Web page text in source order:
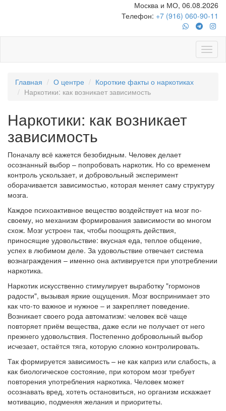
Москва и МО, 06.08.2026
Телефон: +7 (916) 060-90-11
Главная О центре
Короткие факты о наркотиках
Наркотики: как возникает зависимость
Наркотики: как возникает
зависимость
Поначалу всё кажется безобидным. Человек делает
осознанный выбор – попробовать наркотик. Но со временем
контроль ускользает, и добровольный эксперимент
оборачивается зависимостью, которая меняет саму структуру
мозга.
Каждое психоактивное вещество воздействует на мозг по-
своему, но механизм формирования зависимости во многом
схож. Мозг устроен так, чтобы поощрять действия,
приносящие удовольствие: вкусная еда, теплое общение,
успех в любимом деле. За удовольствие отвечает система
вознаграждения – именно она активируется при употреблении
наркотика.
Наркотик искусственно стимулирует выработку "гормонов
радости", вызывая яркие ощущения. Мозг воспринимает это
как что-то важное и нужное – и закрепляет поведение.
Возникает своего рода автоматизм: человек всё чаще
повторяет приём вещества, даже если не получает от него
прежнего удовольствия. Постепенно добровольный выбор
исчезает, остаётся тяга, которую сложно контролировать.
Так формируется зависимость – не как каприз или слабость, а
как биологическое состояние, при котором мозг требует
повторения употребления наркотика. Человек может
осознавать вред, хотеть остановиться, но организм искажает
мотивацию, подменяя желания и приоритеты.